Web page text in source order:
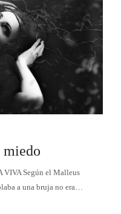
miedo
VIVA Según el Malleus
a una bruja no era…